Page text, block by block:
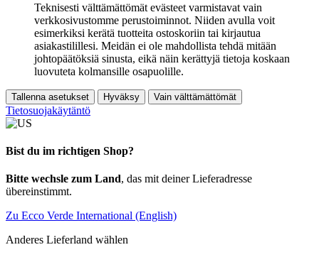
Teknisesti välttämättömät evästeet varmistavat vain
verkkosivustomme perustoiminnot. Niiden avulla voit
esimerkiksi kerätä tuotteita ostoskoriin tai kirjautua
asiakastilillesi. Meidän ei ole mahdollista tehdä mitään
johtopäätöksiä sinusta, eikä näin kerättyjä tietoja koskaan
luovuteta kolmansille osapuolille.
Tallenna asetukset Hyväksy Vain välttämättömät
Tietosuojakäytäntö
Bist du im richtigen Shop?
Bitte wechsle zum Land, das mit deiner Lieferadresse
übereinstimmt.
Zu Ecco Verde International (English)
Anderes Lieferland wählen